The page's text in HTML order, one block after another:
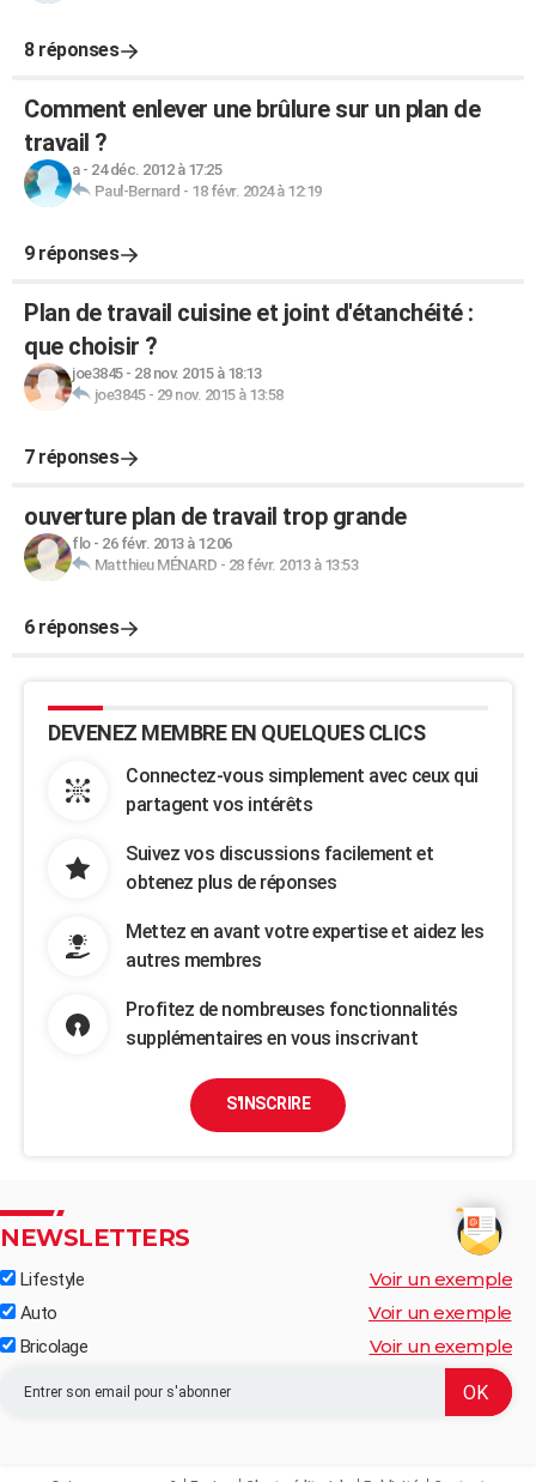
8 réponses
Comment enlever une brûlure sur un plan de
travail ?
a- 24 déc. 2012 à 17:25
Paul-Bernard - 18 févr. 2024 à 12:19
9 réponses
Plan de travail cuisine et joint d'étanchéité :
que choisir ?
joe3845- 28 nov. 2015 à 18:13
joe3845- 29 nov. 2015 à 13:58
7 réponses
ouverture plan de travail trop grande
flo- 26 févr. 2013 à 12:06
Matthieu MÉNARD - 28 févr. 2013 à 13:53
6 réponses
DEVENEZ MEMBRE EN QUELQUES CLICS
Connectez-vous simplement avec ceux qui
partagent vos intérêts
Suivez vos discussions facilement et
obtenez plus de réponses
Mettez en avant votre expertise et aidez les
autres membres
Profitez de nombreuses fonctionnalités
supplémentaires en vous inscrivant
S'INSCRIRE
NEWSLETTERS
Lifestyle Voir un exemple
Auto Voir un exemple
Bricolage Voir un exemple